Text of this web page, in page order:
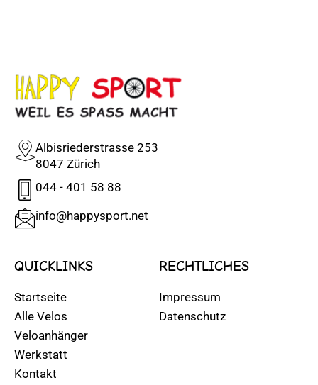
Albisriederstrasse 253
8047 Zürich
044 - 401 58 88
info@happysport.net
QUICKLINKS
Startseite
Alle Velos
Veloanhänger
Werkstatt
Kontakt
RECHTLICHES
Impressum
Datenschutz